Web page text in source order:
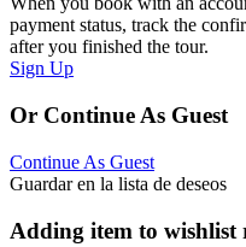
payment status, track the
after you finished the tour.
Sign Up
Or Continue As Guest
Continue As Guest
Guardar en la lista de deseos
Adding item to wishlist